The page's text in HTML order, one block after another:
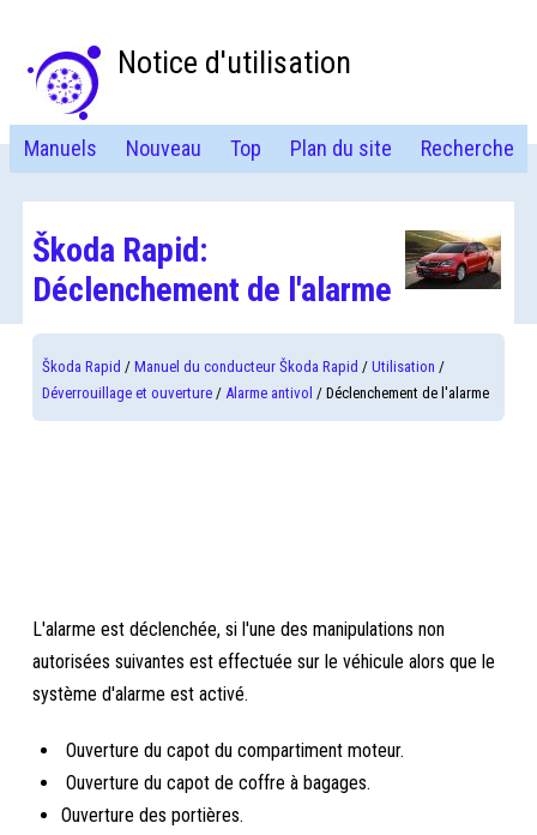
Notice d'utilisation
Manuels Nouveau Top Plan du site Recherche
Škoda Rapid:
Déclenchement de l'alarme
Škoda Rapid /Manuel du conducteur Škoda Rapid /Utilisation /
Déverrouillage et ouverture /Alarme antivol / Déclenchement de l'alarme
L'alarme est déclenchée, si l'une des manipulations non
autorisées suivantes est effectuée sur le véhicule alors que le
système d'alarme est activé.
Ouverture du capot du compartiment moteur.
Ouverture du capot de coffre à bagages.
Ouverture des portières.